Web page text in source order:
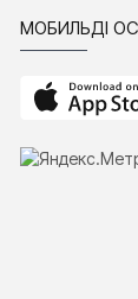
МОБИЛЬДІ